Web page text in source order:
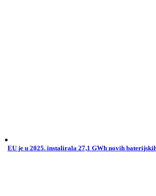
EU je u 2025. instalirala 27,1 GWh novih